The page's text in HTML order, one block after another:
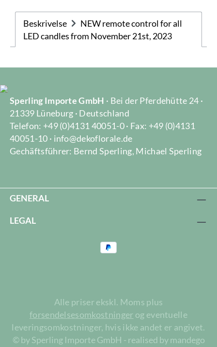
Beskrivelse
NEW remote control for all
LED candles from November 21st, 2023
Sperling Importe GmbH · Bei der Pferdehütte 24 ·
21339 Lüneburg · Deutschland
Telefon: +49 (0)4131 40051-0 · Fax: +49 (0)4131
40051-10 · info@dekoflorale.de
Gechäftsführer: Bernd Sperling, Michael Sperling
GENERAL
LEGAL
Alle priser ekskl. Moms plus
forsendelsesomkostninger og eventuelle
leveringsomkostninger, hvis ikke andet er angivet.
© by Sperling Importe GmbH - realised by mandego